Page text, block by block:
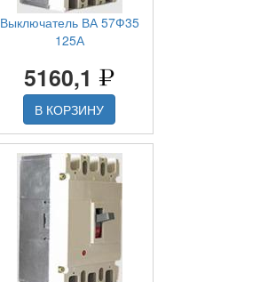
Выключатель ВА 57Ф35
125А
5160,1
В КОРЗИНУ